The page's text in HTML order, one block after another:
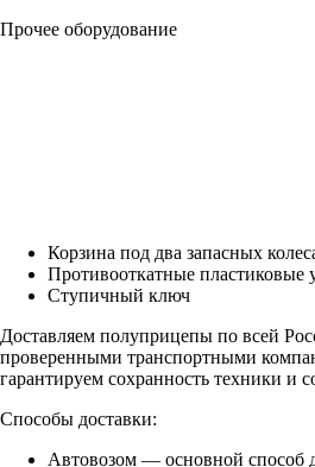
Прочее оборудование
Корзина под два запасных
Противооткатные пластиковые
Ступичный ключ
Доставляем полуприцепы по всей
проверенными транспортными
гарантируем сохранность техники и
Способы доставки:
Автовозом — основной способ